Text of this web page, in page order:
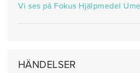
Vi ses på Fokus Hjälpmedel
HÄNDELSER